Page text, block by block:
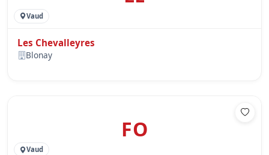
Vaud
Les Chevalleyres
Blonay
FO
Vaud